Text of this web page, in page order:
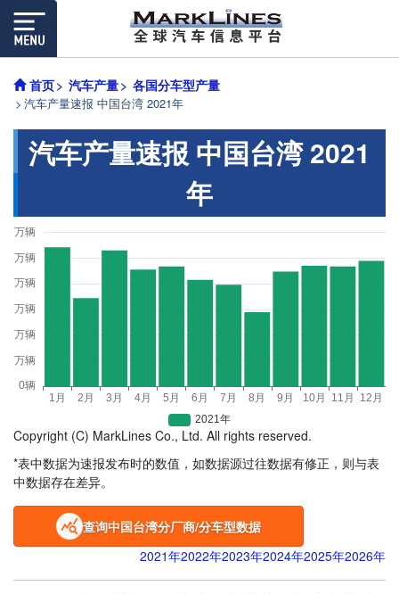
首页 汽车产量 各国分车型产量
汽车产量速报 中国台湾 2021年
汽车产量速报 中国台湾 2021
年
Copyright (C) MarkLines Co., Ltd. All rights reserved.
*表中数据为速报发布时的数值，如数据源过往数据有修正，则与表
中数据存在差异。
查询中国台湾分厂商/分车型数据
2021年2022年2023年2024年2025年2026年